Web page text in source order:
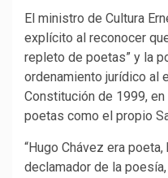
El ministro de Cultura
explícito al reconocer
repleto de poetas” y la
ordenamiento jurídico al
Constitución de 1999,
poetas como el propio
“Hugo Chávez era
declamador de la